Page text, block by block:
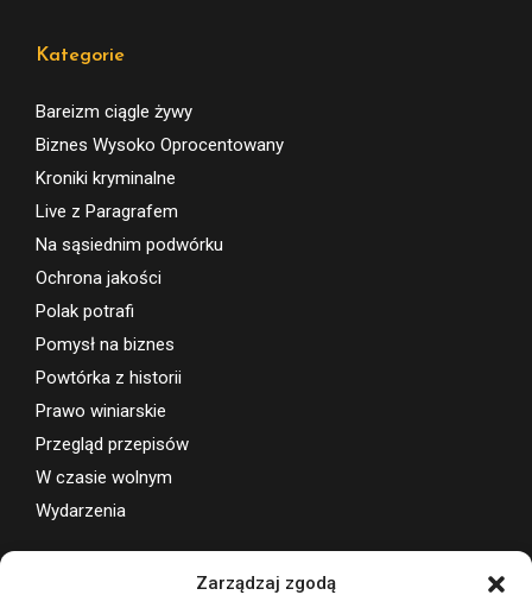
Zarządzaj zgodą
Kategorie
Bareizm ciągle żywy
Biznes Wysoko Oprocentowany
Kroniki kryminalne
Live z Paragrafem
Na sąsiednim podwórku
Ochrona jakości
Polak potrafi
Pomysł na biznes
Powtórka z historii
Prawo winiarskie
Przegląd przepisów
W czasie wolnym
Wydarzenia